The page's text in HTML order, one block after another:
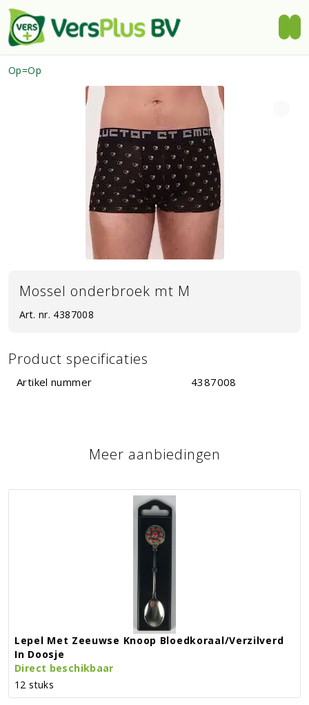
Op=Op
Mossel onderbroek mt M
Art. nr. 4387008
Product specificaties
Artikel nummer 4387008
Meer aanbiedingen
Lepel Met Zeeuwse Knoop Bloedkoraal/verzilverd
In Doosje
Direct beschikbaar
12 stuks